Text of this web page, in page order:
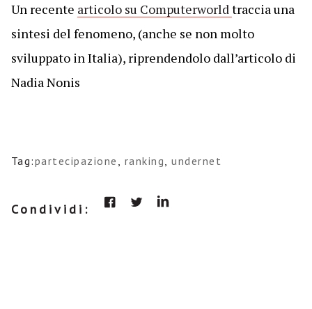
Un recente articolo su Computerworldtraccia una
sintesi del fenomeno, (anche se non molto
sviluppato in Italia), riprendendolo dall’articolo di
Nadia Nonis
Tag:partecipazione , ranking,undernet
Condividi: